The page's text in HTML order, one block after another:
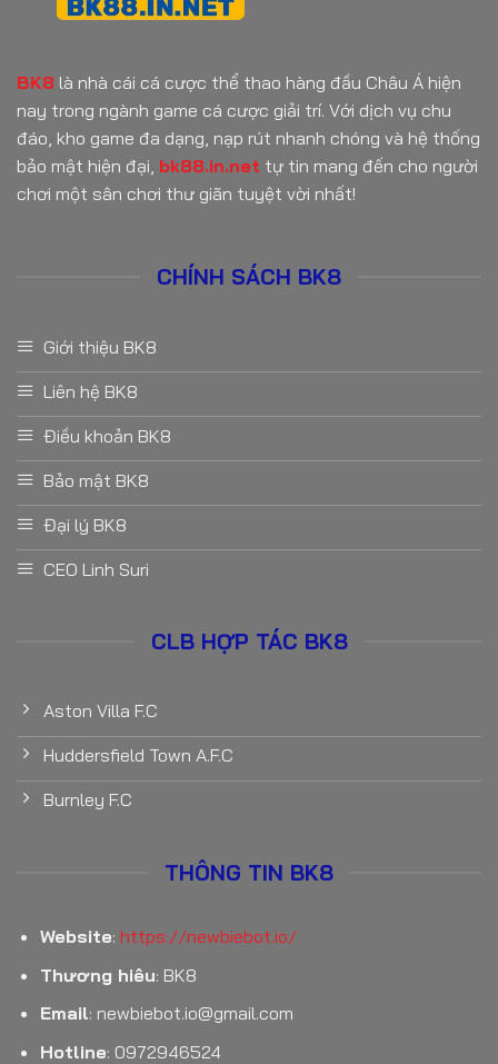
BK8 là nhà cái cá cược thể thao hàng đầu Châu Á hiện
nay trong ngành game cá cược giải trí. Với dịch vụ chu
đáo, kho game đa dạng, nạp rút nhanh chóng và hệ thống
bảo mật hiện đại, bk88.in.net tự tin mang đến cho người
chơi một sân chơi thư giãn tuyệt vời nhất!
CHÍNH SÁCH BK8
Giới thiệu BK8
Liên hệ BK8
Điều khoản BK8
Bảo mật BK8
Đại lý BK8
CEO Linh Suri
CLB HỢP TÁC BK8
Aston Villa F.C
Huddersfield Town A.F.C
Burnley F.C
THÔNG TIN BK8
Website: https://newbiebot.io/
Thương hiêu: BK8
Email: newbiebot.io@gmail.com
Hotline: 0972946524